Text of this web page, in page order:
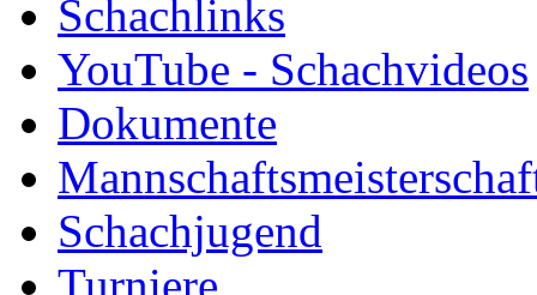
Schachlinks
YouTube - Schachvideos
Dokumente
Schachjugend